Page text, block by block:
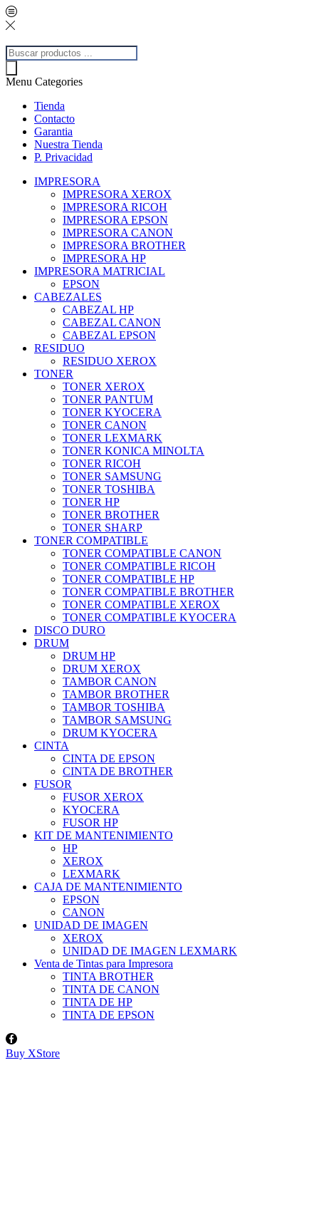
Búsqueda
de
productos
Menu Categories
Tienda
Contacto
Garantia
Nuestra Tienda
P. Privacidad
IMPRESORA
IMPRESORA XEROX
IMPRESORA RICOH
IMPRESORA EPSON
IMPRESORA CANON
IMPRESORA BROTHER
IMPRESORA HP
IMPRESORA MATRICIAL
EPSON
CABEZALES
CABEZAL HP
CABEZAL CANON
CABEZAL EPSON
RESIDUO
RESIDUO XEROX
TONER
TONER XEROX
TONER PANTUM
TONER KYOCERA
TONER CANON
TONER LEXMARK
TONER KONICA MINOLTA
TONER RICOH
TONER SAMSUNG
TONER TOSHIBA
TONER HP
TONER BROTHER
TONER SHARP
TONER COMPATIBLE
TONER COMPATIBLE CANON
TONER COMPATIBLE RICOH
TONER COMPATIBLE HP
TONER COMPATIBLE BROTHER
TONER COMPATIBLE XEROX
TONER COMPATIBLE KYOCERA
DISCO DURO
DRUM
DRUM HP
DRUM XEROX
TAMBOR CANON
TAMBOR BROTHER
TAMBOR TOSHIBA
TAMBOR SAMSUNG
DRUM KYOCERA
CINTA
CINTA DE EPSON
CINTA DE BROTHER
FUSOR
FUSOR XEROX
KYOCERA
FUSOR HP
KIT DE MANTENIMIENTO
HP
XEROX
LEXMARK
CAJA DE MANTENIMIENTO
EPSON
CANON
UNIDAD DE IMAGEN
XEROX
UNIDAD DE IMAGEN LEXMARK
Venta de Tintas para Impresora
TINTA BROTHER
TINTA DE CANON
TINTA DE HP
TINTA DE EPSON
Facebook
Buy XStore